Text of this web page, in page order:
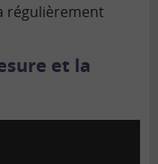
régulièrement
et la